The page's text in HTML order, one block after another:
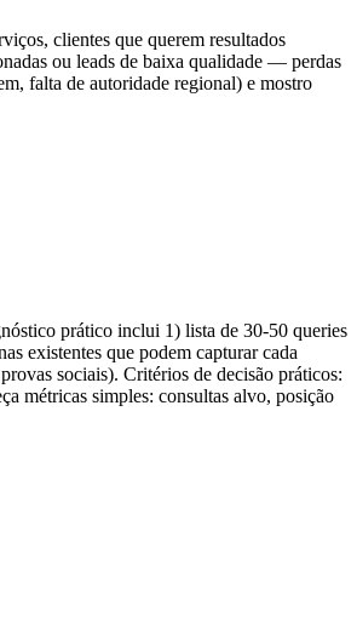
clientes que querem resultados
ou leads de baixa qualidade — perdas
falta de autoridade regional) e mostro
prático inclui 1) lista de 30-50 queries
existentes que podem capturar cada
sociais). Critérios de decisão práticos:
métricas simples: consultas alvo, posição